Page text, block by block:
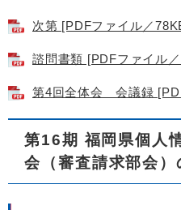
次第 [PDFファイル／
諮問書類 [PDFファイル
第4回全体会 会議録
第16期 福岡県個人
会（審査請求部会）